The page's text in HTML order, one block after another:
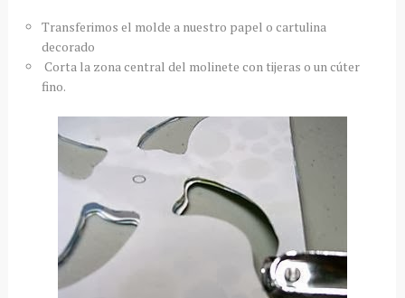
Transferimos el molde a nuestro papel o cartulina
decorado
Corta la zona central del molinete con tijeras o un cúter
fino.